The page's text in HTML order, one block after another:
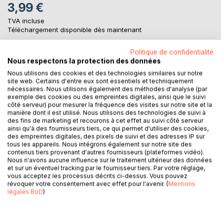
3,99 €
TVA incluse
Téléchargement disponible dès maintenant
AJOUTER AU PANIER
Ajouter à ma liste d'envies
Laisser un avis
DESCRIPTION
Politique de confidentialité
Nous respectons la protection des données
Nous utilisons des cookies et des technologies similaires sur notre
site web. Certains d'entre eux sont essentiels et techniquement
nécessaires. Nous utilisons également des méthodes d'analyse (par
exemple des cookies ou des empreintes digitales, ainsi que le suivi
côté serveur) pour mesurer la fréquence des visites sur notre site et la
manière dont il est utilisé. Nous utilisons des technologies de suivi à
des fins de marketing et recourons à cet effet au suivi côté serveur
ainsi qu'à des fournisseurs tiers, ce qui permet d'utiliser des cookies,
des empreintes digitales, des pixels de suivi et des adresses IP sur
tous les appareils. Nous intégrons également sur notre site des
contenus tiers provenant d'autres fournisseurs (plateformes vidéo).
Nous n'avons aucune influence sur le traitement ultérieur des données
et sur un éventuel tracking par le fournisseur tiers. Par votre réglage,
vous acceptez les processus décrits ci-dessus. Vous pouvez
révoquer votre consentement avec effet pour l'avenir. (Mentions
légales BoD)